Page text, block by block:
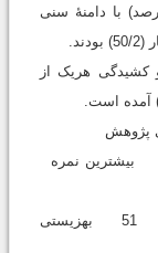
118 دختر (50 درصد) و 118 پسر (50 درصد) با دامنۀ سنی
کشیدگی هریک از
بیشترین نمره
598/0- 110/0 59/11 35/77 108 51 بهزیستی